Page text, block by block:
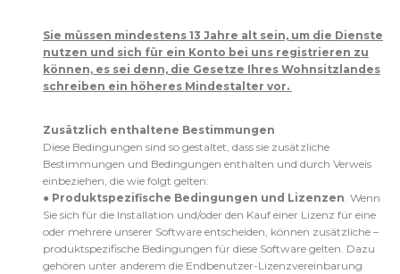
Sie müssen mindestens 13 Jahre alt sein, um die Dienste
nutzen und sich für ein Konto bei uns registrieren zu
können, es sei denn, die Gesetze Ihres Wohnsitzlandes
schreiben ein höheres Mindestalter vor.
Zusätzlich enthaltene Bestimmungen
Diese Bedingungen sind so gestaltet, dass sie zusätzliche
Bestimmungen und Bedingungen enthalten und durch Verweis
einbeziehen, die wie folgt gelten:
● Produktspezifische Bedingungen und Lizenzen. Wenn
Sie sich für die Installation und/oder den Kauf einer Lizenz für eine
oder mehrere unserer Software entscheiden, können zusätzliche –
produktspezifische Bedingungen für diese Software gelten. Dazu
gehören unter anderem die Endbenutzer-Lizenzvereinbarung